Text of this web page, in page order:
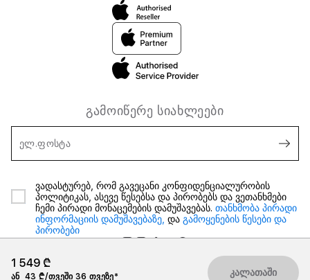
1 549 ₾
ან 43 ₾/თვეში 36 თვეზე* კალათაში
გამოიწერე სიახლეები
ელ.ფოსტა
ვადასტურებ, რომ გავეცანი კონფიდენციალურობის
პოლიტიკას, ასევე წესებსა და პირობებს და ვეთანხმები
ჩემი პირადი მონაცემების დამუშავებას. თანხმობა პირადი
ინფორმაციის დამუშავებაზე, და გამოყენების წესები და
პირობები